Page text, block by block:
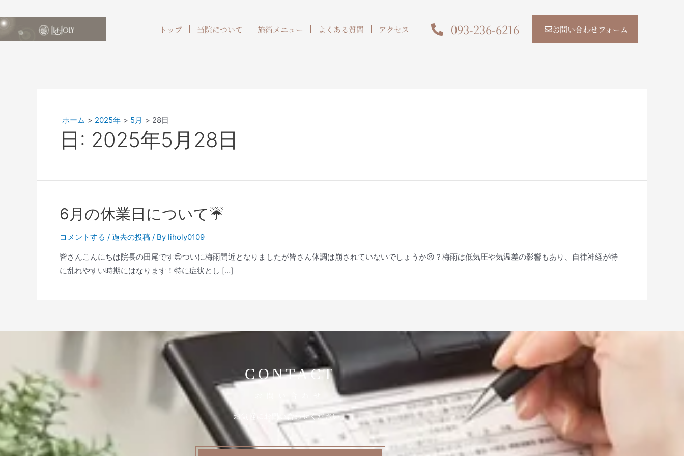
トップ 当院について 施術メニュー よくある質問 アクセス 093-236-6216 お問い合わせフォーム
ホーム 2025年 5月 28日
日: 2025年5月28日
6月の休業日について☔️
コメントする / 過去の投稿 / By liholy0109
皆さんこんにちは院長の田尾です😊ついに梅雨間近となりましたが皆さん体調は崩されていないでしょうか😣？梅雨は低気圧や気温差の影響もあり、自律神経が特
に乱れやすい時期にはなります！特に症状とし […]
CONTACT
お気軽にお問い合わせください。